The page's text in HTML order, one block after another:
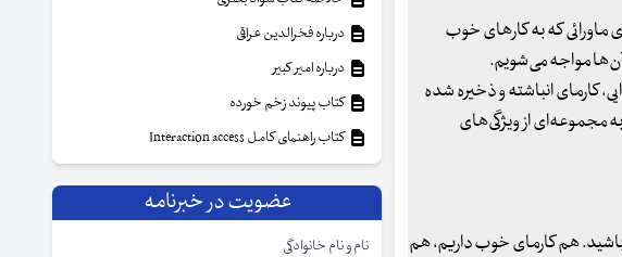
ماورائی که به کارهای خوب
آن‌ها مواجه می‌شویم.
کارمای انباشته و ذخیره شده
مجموعه‌ای از ویژگی‌های
باشید. هم کارمای خوب داریم، هم
درباره فخرالدین عراقی
درباره امیر کبیر
کتاب پیوند زخم خورده
کتاب راهنمای کامل Interaction access
عضویت در خبرنامه
نام و نام خانوادگی